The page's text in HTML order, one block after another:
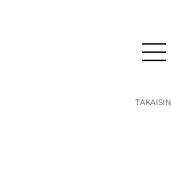
TAKAISIN